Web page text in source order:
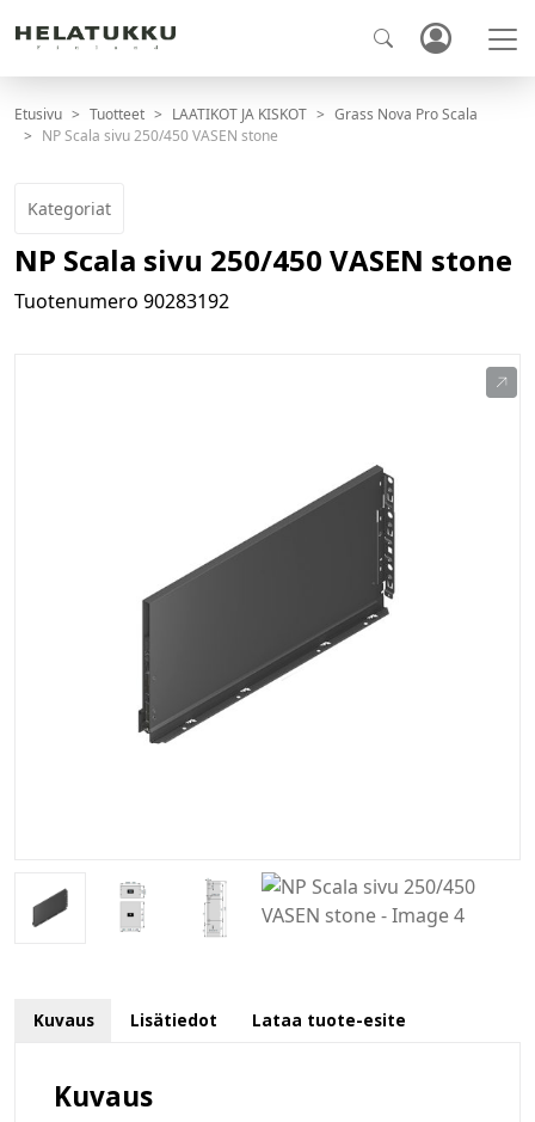
Etusivu Tuotteet LAATIKOT JA KISKOT
Grass Nova Pro Scala
NP Scala sivu 250/450 VASEN stone
Kategoriat
NP Scala sivu 250/450 VASEN stone
Tuotenumero 90283192
Kuvaus Lisätiedot Lataa tuote-esite
Kuvaus